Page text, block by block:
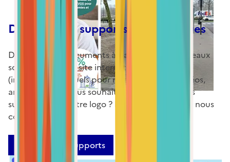
Diffusez nos supports pédagogiques
De nombreux documents à partager sur les réseaux
sociaux, sur votre site internet et en mairie
(infographies, visuels pour réseaux sociaux, vidéos,
article type...). Vous souhaitez personnaliser ces
supports avec votre logo ? Il suffit pour cela de nous
contacter.
Voir tous nos supports